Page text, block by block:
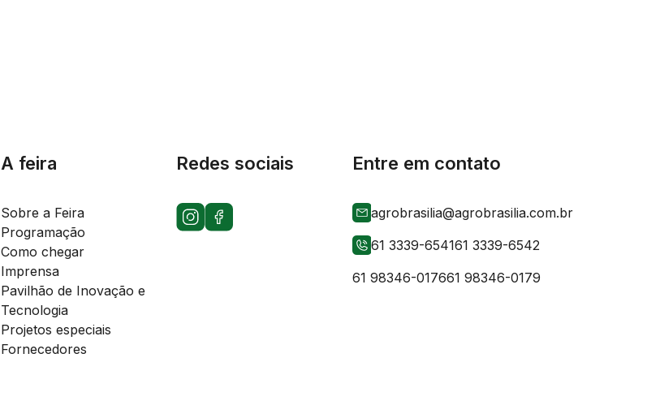
A feira
Sobre a Feira
Programação
Como chegar
Imprensa
Pavilhão de Inovação e
Tecnologia
Projetos especiais
Fornecedores
Redes sociais Entre em contato
agrobrasilia@agrobrasilia.com.br
61 3339-654161 3339-6542
61 98346-017661 98346-0179